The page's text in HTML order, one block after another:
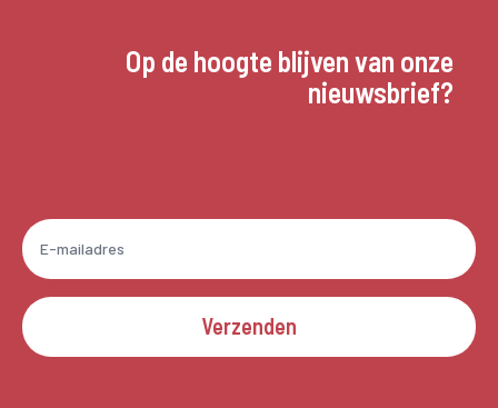
Op de hoogte blijven van onze
nieuwsbrief?
Verzenden